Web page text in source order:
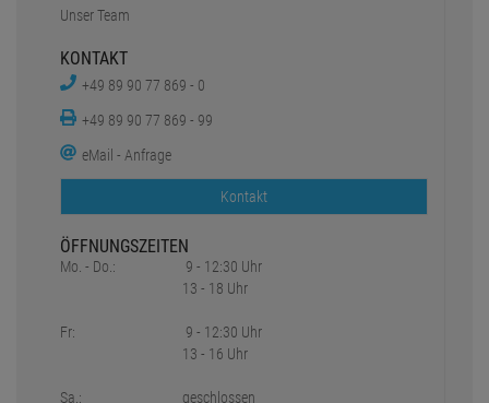
Unser Team
KONTAKT
+49 89 90 77 869 - 0
+49 89 90 77 869 - 99
eMail - Anfrage
Kontakt
ÖFFNUNGSZEITEN
Mo. - Do.:
Fr:
Sa.:
9 - 12:30 Uhr
13 - 18 Uhr
9 - 12:30 Uhr
13 - 16 Uhr
geschlossen